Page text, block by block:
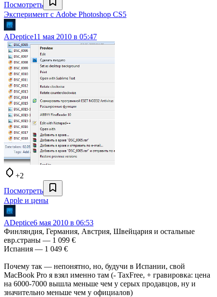
Посмотреть
Эксперимент с Adobe Photoshop CS5
ADeptice11 мая 2010 в 05:47
+2
Посмотреть
Apple и цены
ADeptice6 мая 2010 в 06:53
Финляндия, Германия, Австрия, Швейцария и остальные
евр.страны — 1 099 €
Испания — 1 049 €
Почему так — непонятно, но, будучи в Испании, свой
MacBook Pro я взял именно там (- TaxFree, + гравировка: цена
на 6000-7000 вышла меньше чем у серых продавцов, ну и
значительно меньше чем у официалов)